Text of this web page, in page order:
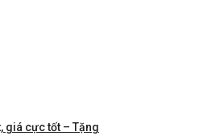
giá cực tốt – Tặng